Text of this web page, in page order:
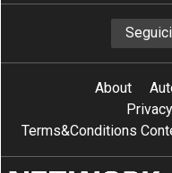
Seguici
About
Terms&Conditions